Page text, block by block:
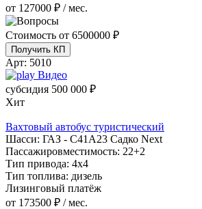
от 127000 ₽ / мес.
Стоимость от 6500000 ₽
Получить КП
Арт: 5010
Видео
субсидия 500 000 ₽
Хит
Вахтовый автобус туристический
Шасси: ГАЗ - С41А23 Садко Next
Пассажировместимость: 22+2
Тип привода: 4х4
Тип топлива: дизель
Лизинговый платёж
от 173500 ₽ / мес.